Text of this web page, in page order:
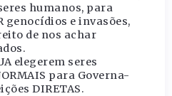
humanos, para
genocídios e invasões,
de nos achar
elegerem seres
para Governa-
DIRETAS.